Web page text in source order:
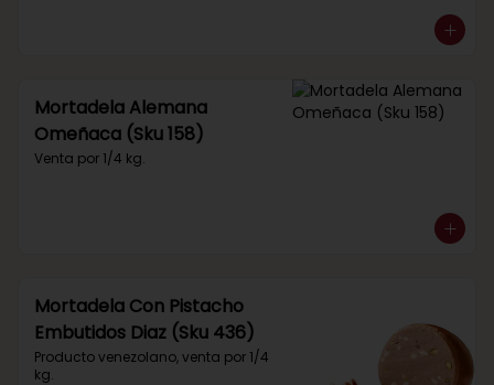
Mortadela Alemana
Omeñaca (Sku 158)
Venta por 1/4 kg.
Mortadela Con Pistacho
Embutidos Diaz (Sku 436)
Producto venezolano, venta por 1/4
kg.